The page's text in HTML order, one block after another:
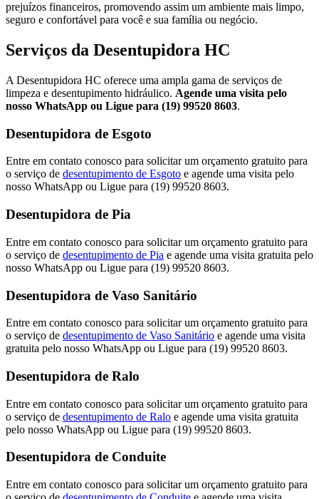
prejuízos financeiros, promovendo assim um ambiente mais limpo,
seguro e confortável para você e sua família ou negócio.
Serviços da Desentupidora HC
A Desentupidora HC oferece uma ampla gama de serviços de
limpeza e desentupimento hidráulico. Agende uma visita pelo
nosso WhatsApp ou Ligue para (19) 99520 8603.
Desentupidora de Esgoto
Entre em contato conosco para solicitar um orçamento gratuito para
o serviço de desentupimento de Esgoto e agende uma visita pelo
nosso WhatsApp ou Ligue para (19) 99520 8603.
Desentupidora de Pia
Entre em contato conosco para solicitar um orçamento gratuito para
o serviço de desentupimento de Pia e agende uma visita gratuita pelo
nosso WhatsApp ou Ligue para (19) 99520 8603.
Desentupidora de Vaso Sanitário
Entre em contato conosco para solicitar um orçamento gratuito para
o serviço de desentupimento de Vaso Sanitário e agende uma visita
gratuita pelo nosso WhatsApp ou Ligue para (19) 99520 8603.
Desentupidora de Ralo
Entre em contato conosco para solicitar um orçamento gratuito para
o serviço de desentupimento de Ralo e agende uma visita gratuita
pelo nosso WhatsApp ou Ligue para (19) 99520 8603.
Desentupidora de Conduite
Entre em contato conosco para solicitar um orçamento gratuito para